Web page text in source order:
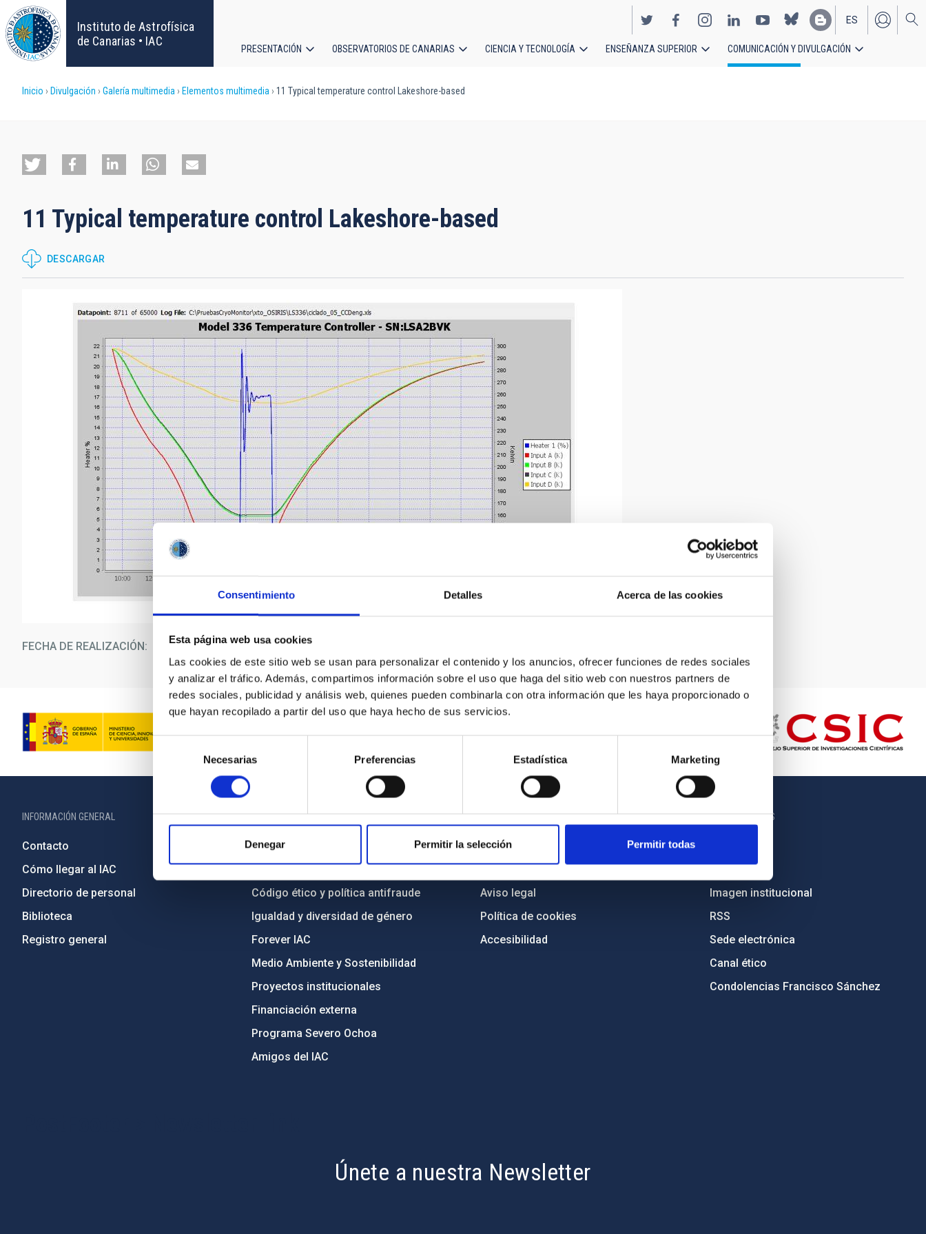
Consentimiento Detalles Acerca de las cookies
Esta página web usa cookies
Las cookies de este sitio web se usan para personalizar el contenido y los anuncios, ofrecer funciones de redes sociales
y analizar el tráfico. Además, compartimos información sobre el uso que haga del sitio web con nuestros partners de
redes sociales, publicidad y análisis web, quienes pueden combinarla con otra información que les haya proporcionado o
que hayan recopilado a partir del uso que haya hecho de sus servicios.
consentimiento
Necesarias Preferencias Estadística Marketing
Denegar Permitir la selección Permitir todas
Pasar
al
contenido
principal
Instituto de Astrofísica
de Canarias • IAC
EN
ES
principal
PRESENTACIÓN OBSERVATORIOS DE CANARIAS CIENCIA Y TECNOLOGÍA ENSEÑANZA SUPERIOR COMUNICACIÓN Y DIVULGACIÓN
Sobrescribir
de
a
la
navegación
Inicio Divulgación Galería multimedia Elementos multimedia 11 Typical temperature control Lakeshore-based
11 Typical temperature control Lakeshore-based
DESCARGAR
FECHA DE REALIZACIÓN 15/01/2025
INFORMACIÓN GENERAL
Contacto
Cómo llegar al IAC
Directorio de personal
Biblioteca
Registro general
INFORMACIÓN INSTITUCIONAL
Legislación
Transparencia
Código ético y política antifraude
Igualdad y diversidad de género
Forever IAC
Medio Ambiente y Sostenibilidad
Proyectos institucionales
Financiación externa
Programa Severo Ochoa
Amigos del IAC
PORTAL DEL IAC
Mapa web
Políticas de privacidad
Aviso legal
Política de cookies
Accesibilidad
OTROS ENLACES
Licitaciones
Imagen institucional
RSS
Sede electrónica
Canal ético
Condolencias Francisco Sánchez
Únete a nuestra Newsletter